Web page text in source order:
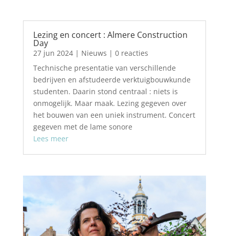
Lezing en concert : Almere Construction
Day
27 jun 2024| Nieuws | 0 reacties
Technische presentatie van verschillende
bedrijven en afstudeerde verktuigbouwkunde
studenten. Daarin stond centraal : niets is
onmogelijk. Maar maak. Lezing gegeven over
het bouwen van een uniek instrument. Concert
gegeven met de lame sonore
Lees meer